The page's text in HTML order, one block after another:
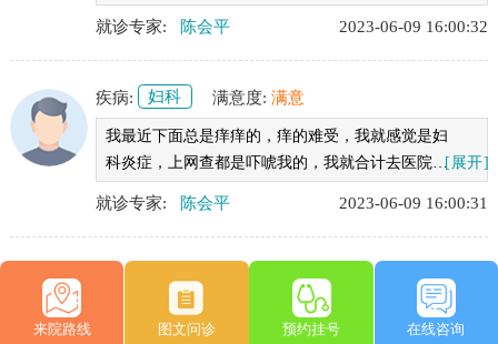
不错，大家的评价都不错，等到了之后，一检查确
实已经阴道炎了（我以为检查得花点银子，没想到
都市医院还有活动，老合适了）确诊之后就给我进
行治疗和建议了，现在过了一周了，不再痒了，真
开心，十分感谢都市医院。
就诊专家: 陈会平 2023-06-09 16:00:32
疾病: 妇科 满意度: 满意
我最近下面总是痒痒的，痒的难受，我就感觉是妇
科炎症，上网查都是吓唬我的，我就合计去医院看
不错，大家的评价都不错，等到了之后，一检查确
实已经阴道炎了（我以为检查得花点银子，没想到
都市医院还有活动，老合适了）确诊之后就给我进
行治疗和建议了，现在过了一周了，不再痒了，真
开心，十分感谢都市医院。
[展开]
就诊专家: 陈会平 2023-06-09 16:00:31
来院路线 图文问诊 预约挂号 在线咨询